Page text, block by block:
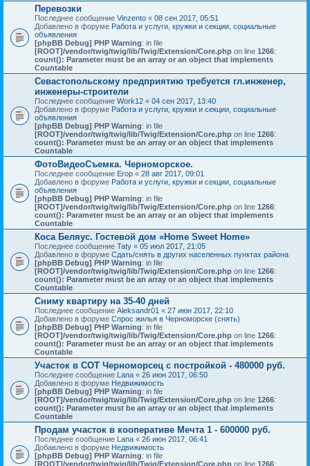
Перевозки
Последнее сообщение Vinzento « 08 сен 2017, 05:51
Добавлено в форуме Работа и услуги, кружки и секции, социальные
объявления
[phpBB Debug] PHP Warning: in file
[ROOT]/vendor/twig/twig/lib/Twig/Extension/Core.php on line 1266:
count(): Parameter must be an array or an object that implements
Countable
Севастопольскому предприятию требуется гл.инженер,
инженеры-строители
Последнее сообщение Work12 « 04 сен 2017, 13:40
Добавлено в форуме Работа и услуги, кружки и секции, социальные
объявления
[phpBB Debug] PHP Warning: in file
[ROOT]/vendor/twig/twig/lib/Twig/Extension/Core.php on line 1266:
count(): Parameter must be an array or an object that implements
Countable
ФотоВидеоСъемка. Черноморское.
Последнее сообщение Егор « 28 авг 2017, 09:01
Добавлено в форуме Работа и услуги, кружки и секции, социальные
объявления
[phpBB Debug] PHP Warning: in file
[ROOT]/vendor/twig/twig/lib/Twig/Extension/Core.php on line 1266:
count(): Parameter must be an array or an object that implements
Countable
Коса Беляус. Гостевой дом «Home Sweet Home»
Последнее сообщение Taty « 05 июл 2017, 21:05
Добавлено в форуме Сдать/снять в других населенных пунктах района
[phpBB Debug] PHP Warning: in file
[ROOT]/vendor/twig/twig/lib/Twig/Extension/Core.php on line 1266:
count(): Parameter must be an array or an object that implements
Countable
Сниму квартиру на 35-40 дней
Последнее сообщение Aleksandr01 « 27 июн 2017, 22:10
Добавлено в форуме Спрос жилья в Черноморске (снять)
[phpBB Debug] PHP Warning: in file
[ROOT]/vendor/twig/twig/lib/Twig/Extension/Core.php on line 1266:
count(): Parameter must be an array or an object that implements
Countable
Участок в СОТ Черноморсец с постройкой - 480000 руб.
Последнее сообщение Lana « 26 июн 2017, 06:50
Добавлено в форуме Недвижимость
[phpBB Debug] PHP Warning: in file
[ROOT]/vendor/twig/twig/lib/Twig/Extension/Core.php on line 1266:
count(): Parameter must be an array or an object that implements
Countable
Продам участок в кооперативе Мечта 1 - 600000 руб.
Последнее сообщение Lana « 26 июн 2017, 06:41
Добавлено в форуме Недвижимость
[phpBB Debug] PHP Warning: in file
[ROOT]/vendor/twig/twig/lib/Twig/Extension/Core.php on line 1266: